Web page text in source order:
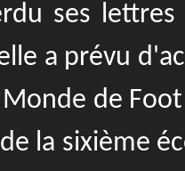
ses
a prévu
de
la sixième